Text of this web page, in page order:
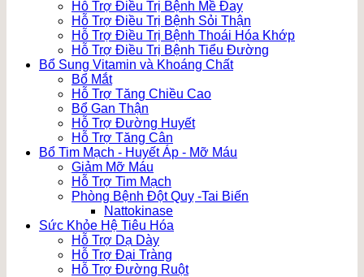
Hỗ Trợ Điều Trị Bệnh Mề Đay
Hỗ Trợ Điều Trị Bệnh Sỏi Thận
Hỗ Trợ Điều Trị Bệnh Thoái Hóa Khớp
Hỗ Trợ Điều Trị Bệnh Tiểu Đường
Bổ Sung Vitamin và Khoáng Chất
Bổ Mắt
Hỗ Trợ Tăng Chiều Cao
Bổ Gan Thận
Hỗ Trợ Đường Huyết
Hỗ Trợ Tăng Cân
Bổ Tim Mạch - Huyết Áp - Mỡ Máu
Giảm Mỡ Máu
Hỗ Trợ Tim Mạch
Phòng Bệnh Đột Quỵ -Tai Biến
Nattokinase
Sức Khỏe Hệ Tiêu Hóa
Hỗ Trợ Dạ Dày
Hỗ Trợ Đại Tràng
Hỗ Trợ Đường Ruột